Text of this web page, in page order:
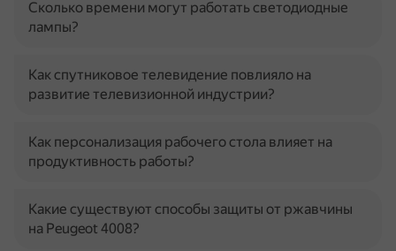
Сколько времени могут работать светодиодные
лампы?
Как спутниковое телевидение повлияло на
развитие телевизионной индустрии?
Как персонализация рабочего стола влияет на
продуктивность работы?
Какие существуют способы защиты от ржавчины
на Peugeot 4008?